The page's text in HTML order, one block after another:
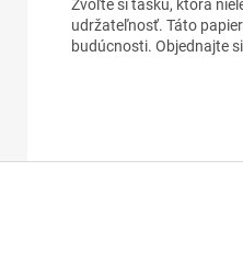
Zvoľte si tašku, ktorá
udržateľnosť. Táto
budúcnosti. Objednajte